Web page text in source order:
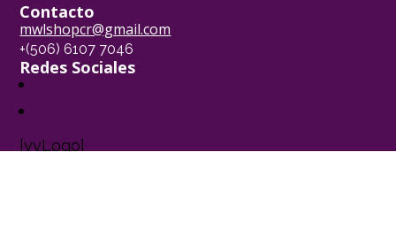
Contacto
mwlshopcr@gmail.com
+(506) 6107 7046
Redes Sociales
[yvLogo]